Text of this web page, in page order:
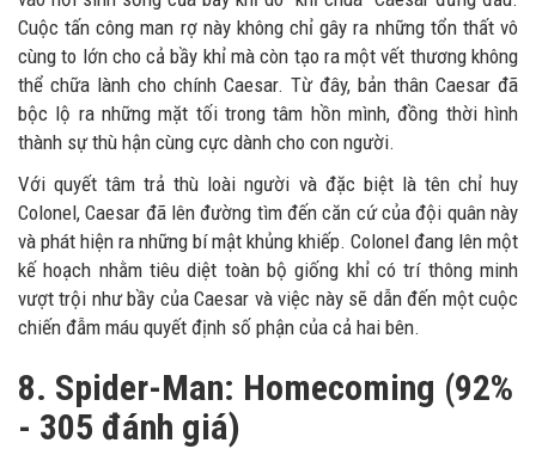
Cuộc tấn công man rợ này không chỉ gây ra những tổn thất vô
cùng to lớn cho cả bầy khỉ mà còn tạo ra một vết thương không
thể chữa lành cho chính Caesar. Từ đây, bản thân Caesar đã
bộc lộ ra những mặt tối trong tâm hồn mình, đồng thời hình
thành sự thù hận cùng cực dành cho con người.
Với quyết tâm trả thù loài người và đặc biệt là tên chỉ huy
Colonel, Caesar đã lên đường tìm đến căn cứ của đội quân này
và phát hiện ra những bí mật khủng khiếp. Colonel đang lên một
kế hoạch nhằm tiêu diệt toàn bộ giống khỉ có trí thông minh
vượt trội như bầy của Caesar và việc này sẽ dẫn đến một cuộc
chiến đẫm máu quyết định số phận của cả hai bên.
8. Spider-Man: Homecoming (92%
- 305 đánh giá)